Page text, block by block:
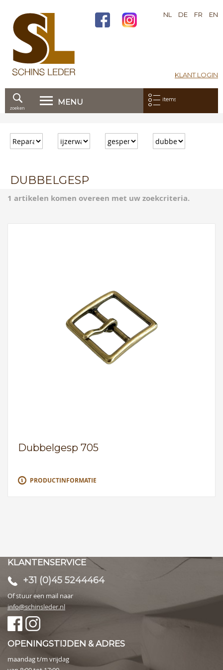
KLANT LOGIN
NL DE FR EN
MENU Mijn bestelling:
items
door
naar
zoeken
DUBBELGESP
1 artikelen komen overeen met uw zoekcriteria.
Dubbelgesp 705
PRODUCTINFORMATIE
KLANTENSERVICE
+31 (0)45 5244464
Of stuur een mail naar
info@schinsleder.nl
OPENINGSTIJDEN & ADRES
maandag t/m vrijdag